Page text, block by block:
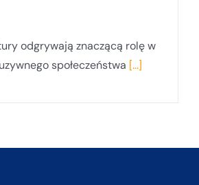
odgrywają znaczącą rolę w
społeczeństwa [...]